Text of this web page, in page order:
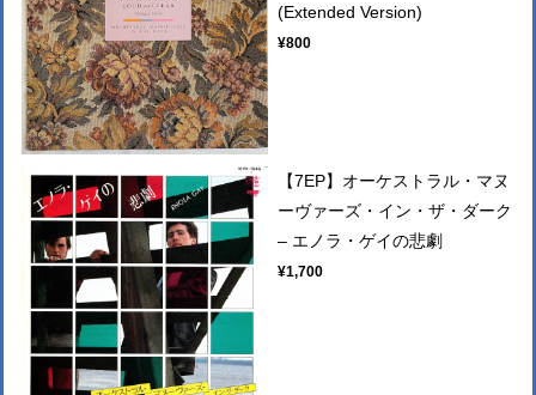
(Extended Version)
¥800
【7EP】オーケストラル・マヌ
ーヴァーズ・イン・ザ・ダーク
– エノラ・ゲイの悲劇
¥1,700